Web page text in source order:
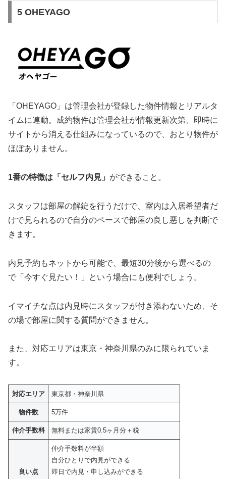
5 OHEYAGO
「OHEYAGO」は管理会社が登録した物件情報とリアルタ
イムに連動。成約物件は管理会社が情報更新次第、即時に
サイトから消える仕組みになっているので、おとり物件が
ほぼありません。
1番の特徴は「セルフ内見」 ができること。
スタッフは部屋の解錠を行うだけで、室内は入居希望者だ
けで見られるので自分のペースで部屋の良し悪しを判断で
きます。
内見予約もネットから可能で、最短30分後から選べるの
で「今すぐ見たい！」という場合にも便利でしょう。
イマイチな点は内見時にスタッフが付き添わないため、そ
の場で部屋に関する質問ができません。
また、対応エリアは東京・神奈川県のみに限られていま
す。
対応エリア 東京都・神奈川県
物件数 5万件
仲介手数料 無料または家賃0.5ヶ月分＋税
良い点
仲介手数料が半額
自分ひとりで内見ができる
即日で内見・申し込みができる